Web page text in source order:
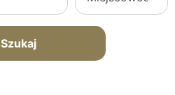
Szukaj